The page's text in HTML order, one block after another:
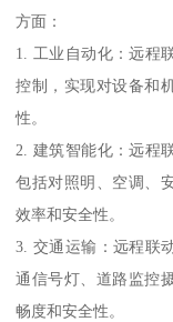
方面：
1. 工业自动化：远程
控制，实现对设备和
性。
2. 建筑智能化：远程
包括对照明、空调、
效率和安全性。
3. 交通运输：远程联
通信号灯、道路监控
畅度和安全性。